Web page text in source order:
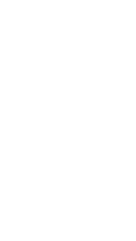
über die
und qualitativ
axiale Befüllung,
das
und der
der Saft schon in
ohne den
Die Folge: Durch